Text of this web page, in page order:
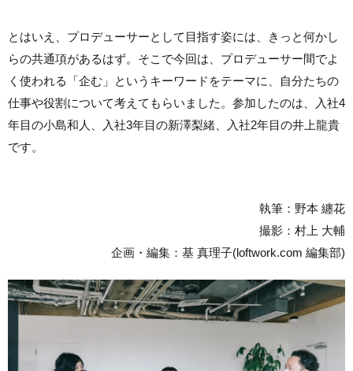
とはいえ、プロデューサーとして目指す姿には、きっと何かし
らの共通項があるはず。そこで今回は、プロデューサー間でよ
く使われる「企む」というキーワードをテーマに、自分たちの
仕事や役割について考えてもらいました。参加したのは、入社4
年目の小島和人、入社3年目の新澤梨緒、入社2年目の井上龍貴
です。
執筆：野本 纏花
撮影：村上 大輔
企画・編集：基 真理子(loftwork.com 編集部)